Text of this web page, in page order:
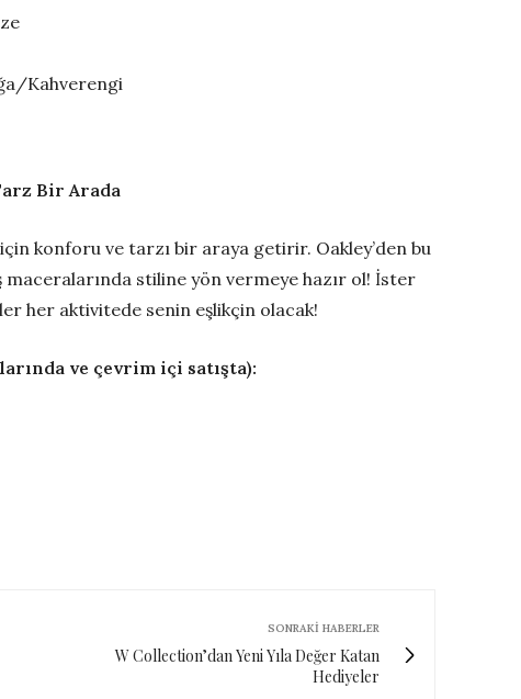
Kahverengi
Bir Arada
konforu ve tarzı bir araya getirir. Oakley’den bu
maceralarında stiline yön vermeye hazır ol! İster
her aktivitede senin eşlikçin olacak!
ve çevrim içi satışta):
SONRAKI HABERLER
W Collection’dan Yeni Yıla Değer Katan
Hediyeler